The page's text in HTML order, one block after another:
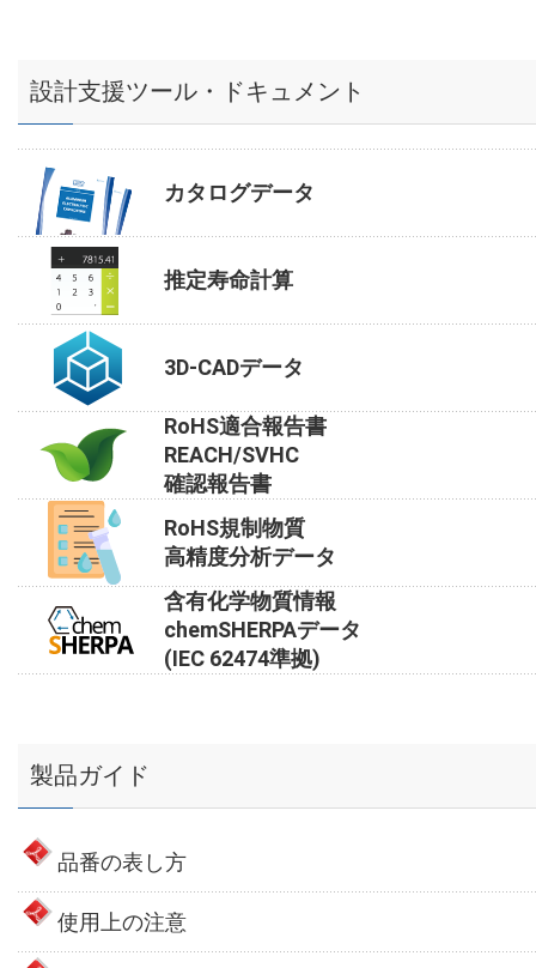
設計支援ツール・ドキュメント
カタログデータ
推定寿命計算
3D-CADデータ
RoHS適合報告書
REACH/SVHC
確認報告書
RoHS規制物質
高精度分析データ
含有化学物質情報
chemSHERPAデータ
(IEC 62474準拠)
製品ガイド
品番の表し方
使用上の注意